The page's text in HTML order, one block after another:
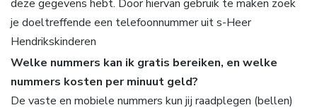
deze gegevens hebt. Door hiervan gebruik te maken zoek
je doeltreffende een telefoonnummer uit s-Heer
Hendrikskinderen
Welke nummers kan ik gratis bereiken, en welke
nummers kosten per minuut geld?
De vaste en mobiele nummers kun jij raadplegen (bellen)